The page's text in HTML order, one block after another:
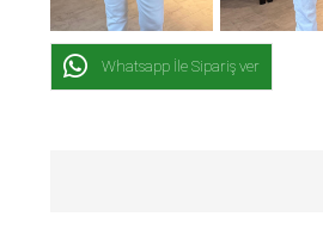
Whatsapp İle Sipariş ver